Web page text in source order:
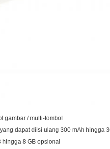
gambar / multi-tombol
dapat diisi ulang 300 mAh hingga
8 GB opsional